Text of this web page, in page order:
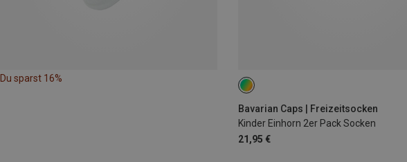
Du sparst 16%
Bavarian Caps | Freizeitsocken
Kinder Einhorn 2er Pack Socken
21,95 €
25|26|27|28|29|30